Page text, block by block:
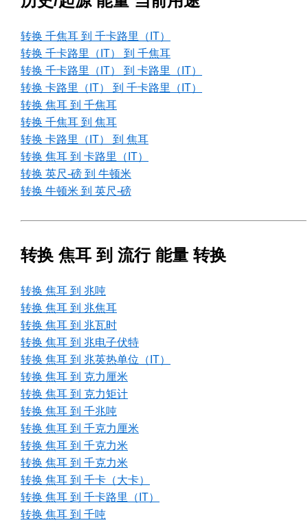
转换 千焦耳 到 千卡路里（IT）
转换 千卡路里（IT） 到 千焦耳
转换 千卡路里（IT） 到 卡路里（IT）
转换 卡路里（IT） 到 千卡路里（IT）
转换 焦耳 到 千焦耳
转换 千焦耳 到 焦耳
转换 卡路里（IT） 到 焦耳
转换 焦耳 到 卡路里（IT）
转换 英尺-磅 到 牛顿米
转换 牛顿米 到 英尺-磅
转换 焦耳 到 流行 能量 转换
转换 焦耳 到 兆吨
转换 焦耳 到 兆焦耳
转换 焦耳 到 兆瓦时
转换 焦耳 到 兆电子伏特
转换 焦耳 到 兆英热单位（IT）
转换 焦耳 到 克力厘米
转换 焦耳 到 克力矩计
转换 焦耳 到 千兆吨
转换 焦耳 到 千克力厘米
转换 焦耳 到 千克力米
转换 焦耳 到 千克力米
转换 焦耳 到 千卡（大卡）
转换 焦耳 到 千卡路里（IT）
转换 焦耳 到 千吨